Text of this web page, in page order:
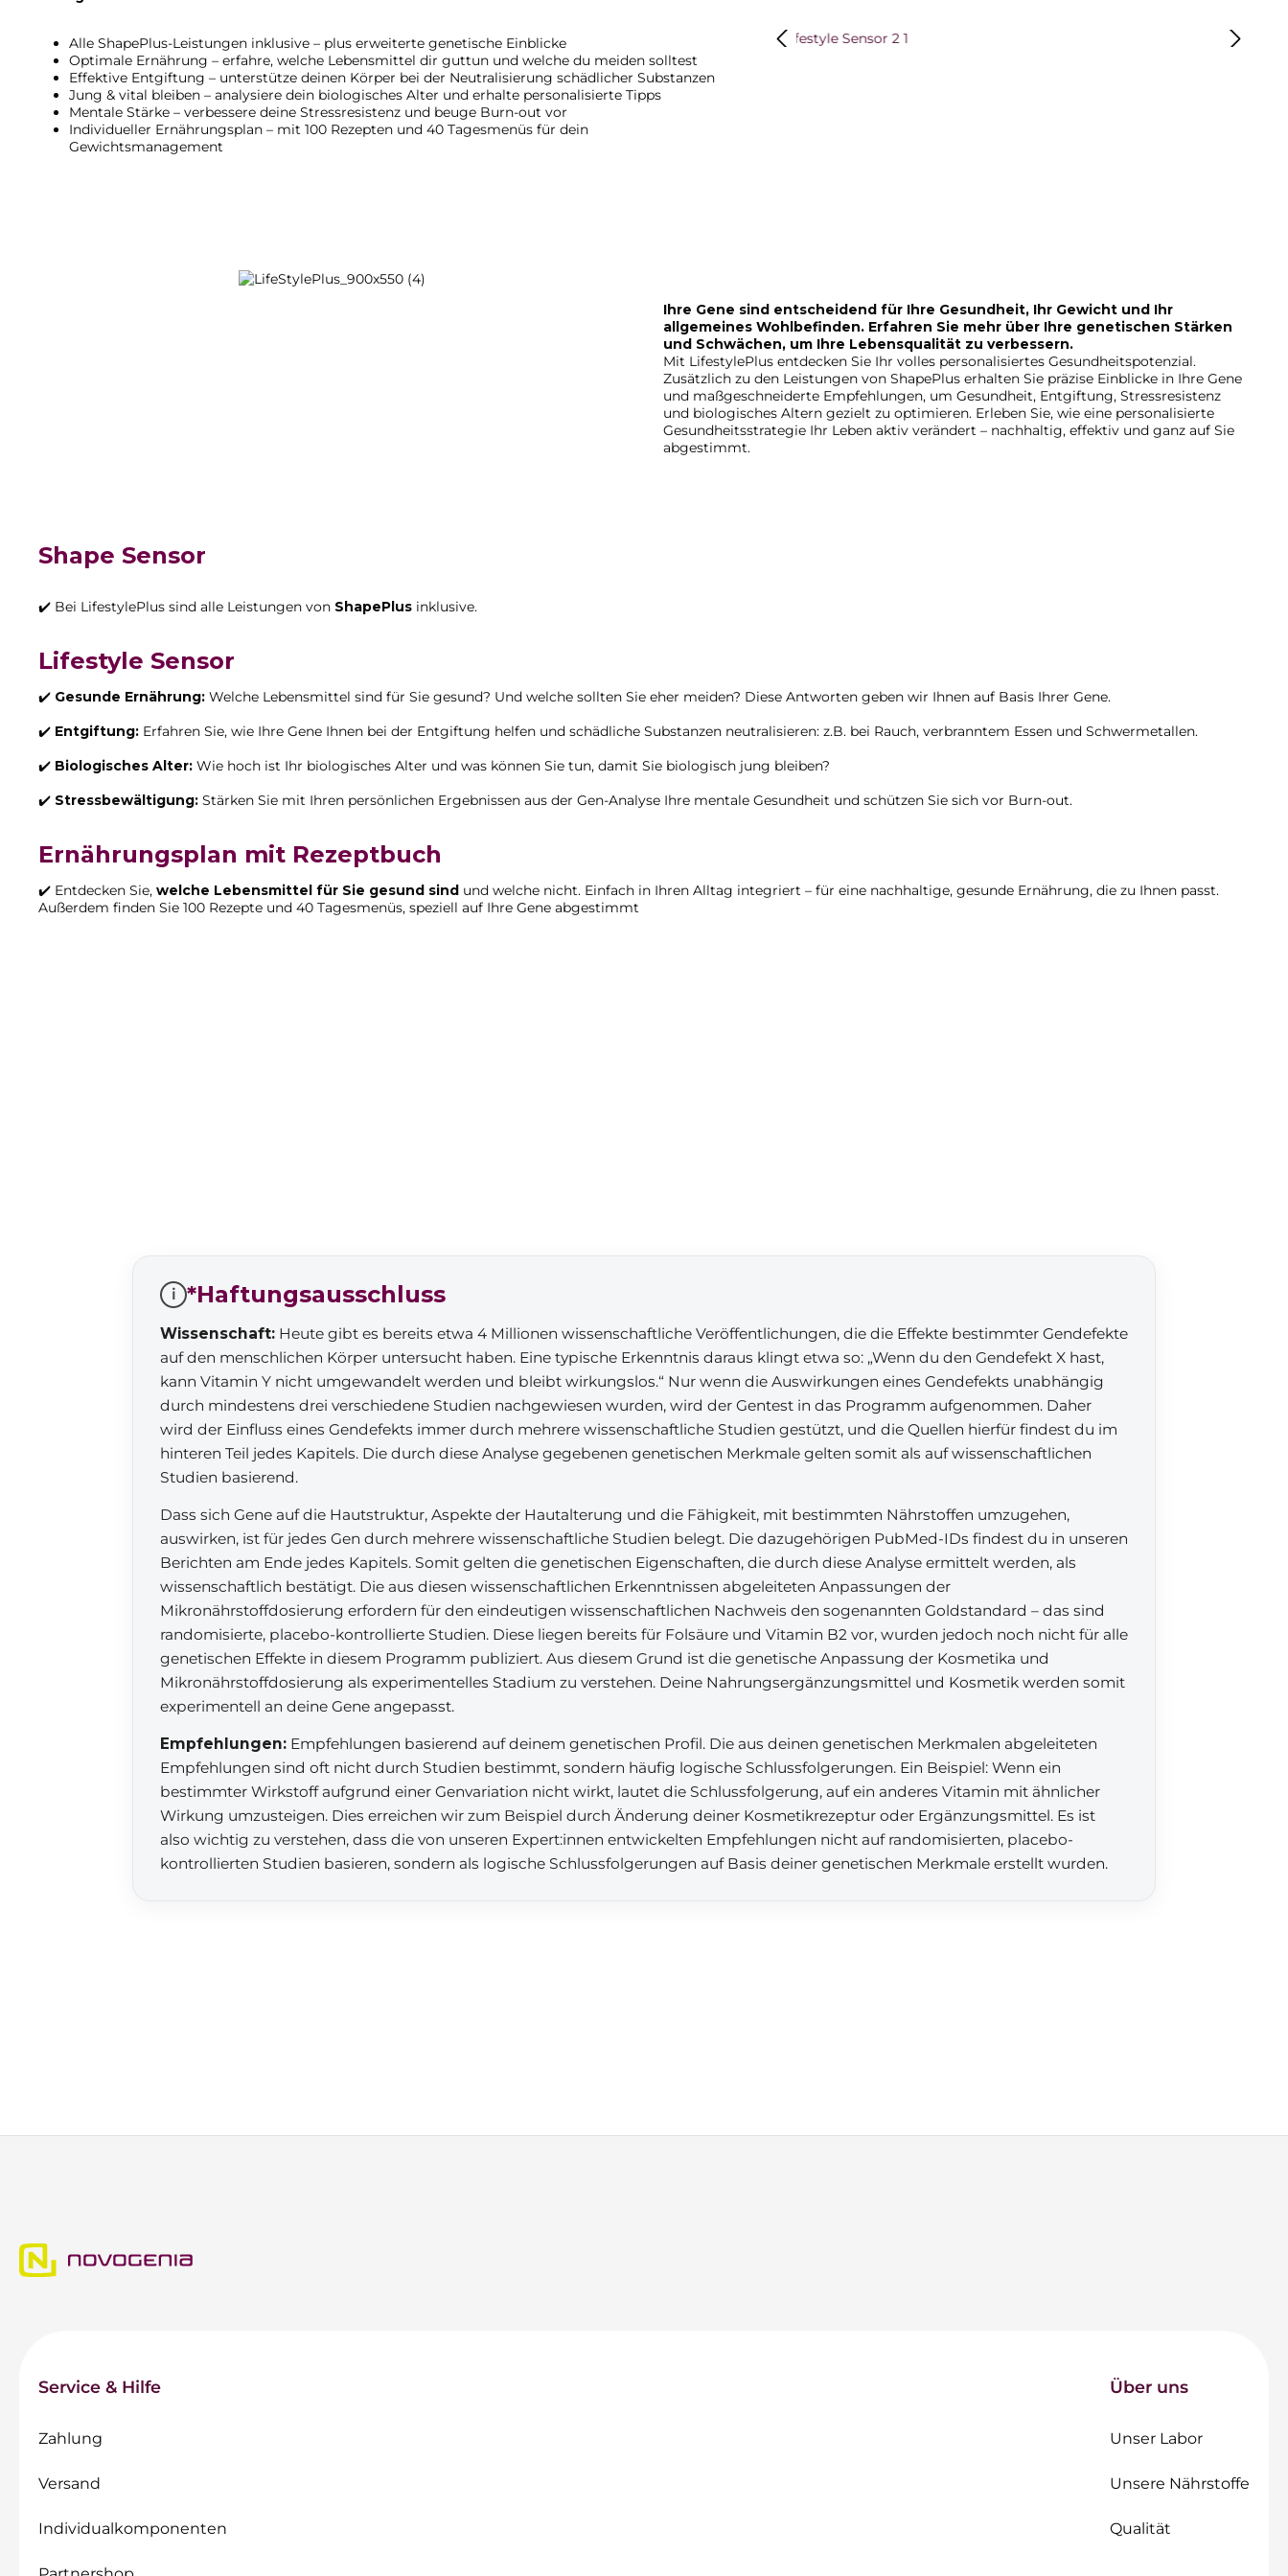
Alle ShapePlus-Leistungen inklusive – plus erweiterte genetische Einblicke
Optimale Ernährung – erfahre, welche Lebensmittel dir guttun und welche du meiden solltest
Effektive Entgiftung – unterstütze deinen Körper bei der Neutralisierung schädlicher Substanzen
Jung & vital bleiben – analysiere dein biologisches Alter und erhalte personalisierte Tipps
Mentale Stärke – verbessere deine Stressresistenz und beuge Burn-out vor
Individueller Ernährungsplan – mit 100 Rezepten und 40 Tagesmenüs für dein
Gewichtsmanagement
Bildergalerie überspringen
Ihre Gene sind entscheidend für Ihre Gesundheit, Ihr Gewicht und Ihr
allgemeines Wohlbefinden. Erfahren Sie mehr über Ihre genetischen Stärken
und Schwächen, um Ihre Lebensqualität zu verbessern.
Mit LifestylePlus entdecken Sie Ihr volles personalisiertes Gesundheitspotenzial.
Zusätzlich zu den Leistungen von ShapePlus erhalten Sie präzise Einblicke in Ihre Gene
und maßgeschneiderte Empfehlungen, um Gesundheit, Entgiftung, Stressresistenz
und biologisches Altern gezielt zu optimieren. Erleben Sie, wie eine personalisierte
Gesundheitsstrategie Ihr Leben aktiv verändert – nachhaltig, effektiv und ganz auf Sie
abgestimmt.
Shape Sensor
✔️ Bei LifestylePlus sind alle Leistungen von ShapePlus inklusive.
Lifestyle Sensor
✔️ Gesunde Ernährung: Welche Lebensmittel sind für Sie gesund? Und welche sollten Sie eher meiden? Diese Antworten geben wir Ihnen auf Basis Ihrer Gene.
✔️ Entgiftung: Erfahren Sie, wie Ihre Gene Ihnen bei der Entgiftung helfen und schädliche Substanzen neutralisieren: z.B. bei Rauch, verbranntem Essen und Schwermetallen.
✔️ Biologisches Alter: Wie hoch ist Ihr biologisches Alter und was können Sie tun, damit Sie biologisch jung bleiben?
✔️ Stressbewältigung: Stärken Sie mit Ihren persönlichen Ergebnissen aus der Gen-Analyse Ihre mentale Gesundheit und schützen Sie sich vor Burn-out.
Ernährungsplan mit Rezeptbuch
✔️ Entdecken Sie, welche Lebensmittel für Sie gesund sind und welche nicht. Einfach in Ihren Alltag integriert – für eine nachhaltige, gesunde Ernährung, die zu Ihnen passt.
Außerdem finden Sie 100 Rezepte und 40 Tagesmenüs, speziell auf Ihre Gene abgestimmt
i *Haftungsausschluss
Wissenschaft: Heute gibt es bereits etwa 4 Millionen wissenschaftliche Veröffentlichungen, die die Effekte bestimmter Gendefekte
auf den menschlichen Körper untersucht haben. Eine typische Erkenntnis daraus klingt etwa so: „Wenn du den Gendefekt X hast,
kann Vitamin Y nicht umgewandelt werden und bleibt wirkungslos.“ Nur wenn die Auswirkungen eines Gendefekts unabhängig
durch mindestens drei verschiedene Studien nachgewiesen wurden, wird der Gentest in das Programm aufgenommen. Daher
wird der Einfluss eines Gendefekts immer durch mehrere wissenschaftliche Studien gestützt, und die Quellen hierfür findest du im
hinteren Teil jedes Kapitels. Die durch diese Analyse gegebenen genetischen Merkmale gelten somit als auf wissenschaftlichen
Studien basierend.
Dass sich Gene auf die Hautstruktur, Aspekte der Hautalterung und die Fähigkeit, mit bestimmten Nährstoffen umzugehen,
auswirken, ist für jedes Gen durch mehrere wissenschaftliche Studien belegt. Die dazugehörigen PubMed-IDs findest du in unseren
Berichten am Ende jedes Kapitels. Somit gelten die genetischen Eigenschaften, die durch diese Analyse ermittelt werden, als
wissenschaftlich bestätigt. Die aus diesen wissenschaftlichen Erkenntnissen abgeleiteten Anpassungen der
Mikronährstoffdosierung erfordern für den eindeutigen wissenschaftlichen Nachweis den sogenannten Goldstandard – das sind
randomisierte, placebo-kontrollierte Studien. Diese liegen bereits für Folsäure und Vitamin B2 vor, wurden jedoch noch nicht für alle
genetischen Effekte in diesem Programm publiziert. Aus diesem Grund ist die genetische Anpassung der Kosmetika und
Mikronährstoffdosierung als experimentelles Stadium zu verstehen. Deine Nahrungsergänzungsmittel und Kosmetik werden somit
experimentell an deine Gene angepasst.
Empfehlungen: Empfehlungen basierend auf deinem genetischen Profil. Die aus deinen genetischen Merkmalen abgeleiteten
Empfehlungen sind oft nicht durch Studien bestimmt, sondern häufig logische Schlussfolgerungen. Ein Beispiel: Wenn ein
bestimmter Wirkstoff aufgrund einer Genvariation nicht wirkt, lautet die Schlussfolgerung, auf ein anderes Vitamin mit ähnlicher
Wirkung umzusteigen. Dies erreichen wir zum Beispiel durch Änderung deiner Kosmetikrezeptur oder Ergänzungsmittel. Es ist
also wichtig zu verstehen, dass die von unseren Expert:innen entwickelten Empfehlungen nicht auf randomisierten, placebo-
kontrollierten Studien basieren, sondern als logische Schlussfolgerungen auf Basis deiner genetischen Merkmale erstellt wurden.
Service & Hilfe
Zahlung
Versand
Individualkomponenten
Über uns
Unser Labor
Unsere Nährstoffe
Qualität